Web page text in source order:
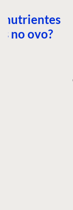
nutrientes
no ovo?